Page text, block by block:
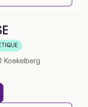
Koekelberg